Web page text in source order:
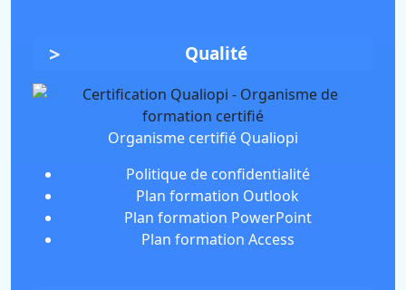
Qualité
Organisme certifié Qualiopi
Politique de confidentialité
Plan formation Outlook
Plan formation PowerPoint
Plan formation Access